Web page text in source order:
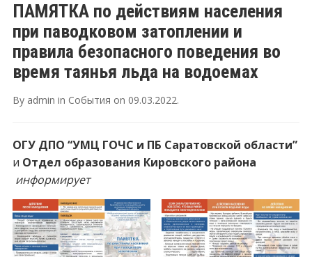
ПАМЯТКА по действиям населения
при паводковом затоплении и
правила безопасного поведения во
время таянья льда на водоемах
By admin in События on 09.03.2022.
ОГУ ДПО “УМЦ ГОЧС и ПБ Саратовской области”
и Отдел образования Кировского района
информирует